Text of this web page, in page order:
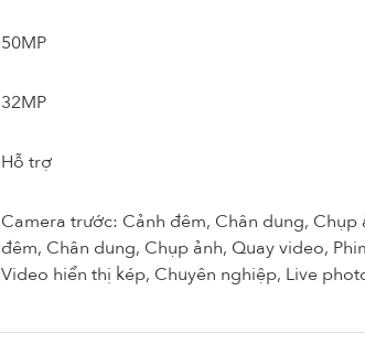
50MP
32MP
Hỗ trợ
Camera trước: Cảnh đêm, Chân dung,
đêm, Chân dung, Chụp ảnh, Quay video,
Video hiển thị kép, Chuyên nghiệp, Live